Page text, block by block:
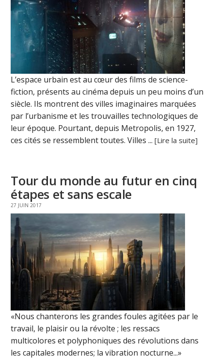
L’espace urbain est au cœur des films de science-
fiction, présents au cinéma depuis un peu moins d’un
siècle. Ils montrent des villes imaginaires marquées
par l’urbanisme et les trouvailles technologiques de
leur époque. Pourtant, depuis Metropolis, en 1927,
ces cités se ressemblent toutes. Villes ...[Lire la suite]
Tour du monde au futur en cinq
étapes et sans escale
27 JUIN 2017
«Nous chanterons les grandes foules agitées par le
travail, le plaisir ou la révolte ; les ressacs
multicolores et polyphoniques des révolutions dans
les capitales modernes; la vibration nocturne...»